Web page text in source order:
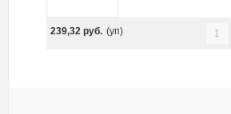
239,32руб. (уп)